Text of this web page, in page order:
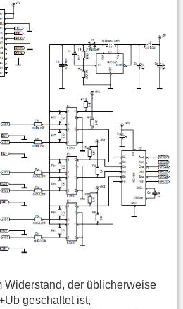
Widerstand, der üblicherweise
geschaltet ist,